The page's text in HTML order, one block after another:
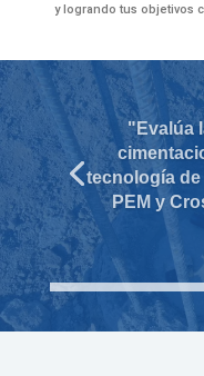
y logrando tus objetivos
"Evalúa
tecnología
PEM y